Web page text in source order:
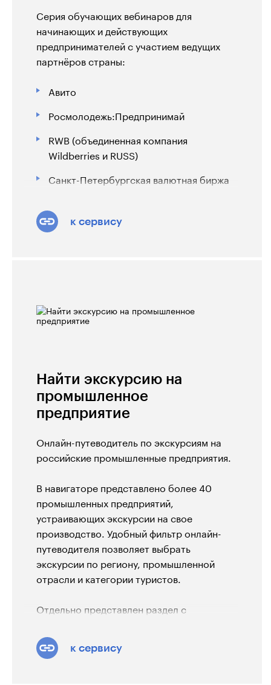
школьников, студентов и
профессионалов своего дела.
Серия обучающих вебинаров для
начинающих и действующих
предпринимателей с участием ведущих
партнёров страны:
Авито
Росмолодежь:Предпринимай
RWB (объединенная компания
Wildberries и RUSS)
Санкт-Петербургская валютная биржа
к сервису
Найти экскурсию на
промышленное
предприятие
Онлайн-путеводитель по экскурсиям на
российские промышленные предприятия.
В навигаторе представлено более 40
промышленных предприятий,
устраивающих экскурсии на свое
производство. Удобный фильтр онлайн-
путеводителя позволяет выбрать
экскурсии по региону, промышленной
отрасли и категории туристов.
Отдельно представлен раздел с
к сервису